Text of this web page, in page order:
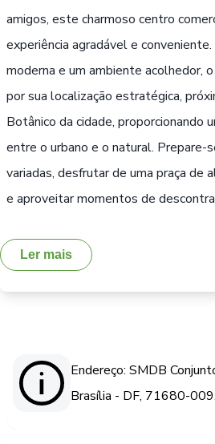
amigos, este charmoso centro
experiência agradável e
moderna e um ambiente acolhedor,
por sua localização estratégica,
Botânico da cidade, proporcionando
entre o urbano e o natural. Prepare-
variadas, desfrutar de uma praça de
e aproveitar momentos de
Ler mais
Endereço: SMDB
Brasília - DF, 71680-009.